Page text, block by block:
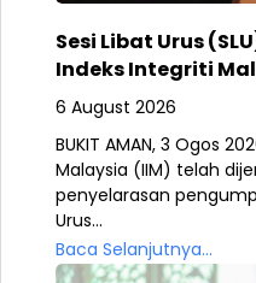
Sesi Libat Urus
Indeks Integriti
6 August 2026
BUKIT AMAN, 3 Ogos
Malaysia (IIM) telah
penyelarasan
Urus...
Baca Selanjutnya...